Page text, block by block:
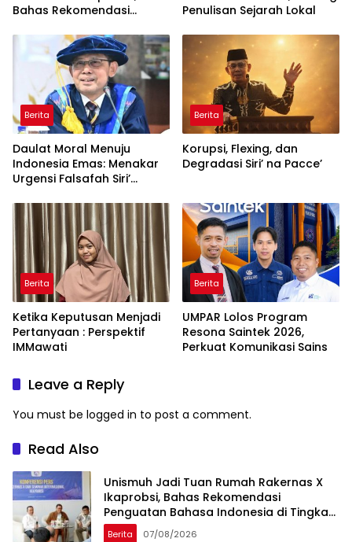
Bahas Rekomendasi
Indonesia di Tingkat
Global
Penulisan Sejarah Lokal
Berita
Daulat Moral Menuju
Indonesia Emas: Menakar
Urgensi Falsafah Siri’
Ancaman Kleptokrasi
Berita
Korupsi, Flexing, dan
Degradasi Siri’ na Pacce’
Berita
Ketika Keputusan Menjadi
Pertanyaan : Perspektif
IMMawati
Berita
UMPAR Lolos Program
Resona Saintek 2026,
Perkuat Komunikasi Sains
Leave a Reply
You must be logged in to post a comment.
Read Also
Unismuh Jadi Tuan Rumah Rakernas X
Ikaprobsi, Bahas Rekomendasi
Penguatan Bahasa Indonesia di Tingkat
Global
Berita 07/08/2026